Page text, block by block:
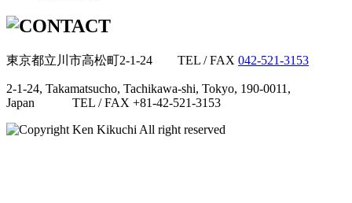
東京都立川市高松町2-1-24 TEL / FAX 042-521-3153
2-1-24, Takamatsucho, Tachikawa-shi, Tokyo, 190-0011,
Japan TEL / FAX +81-42-521-3153